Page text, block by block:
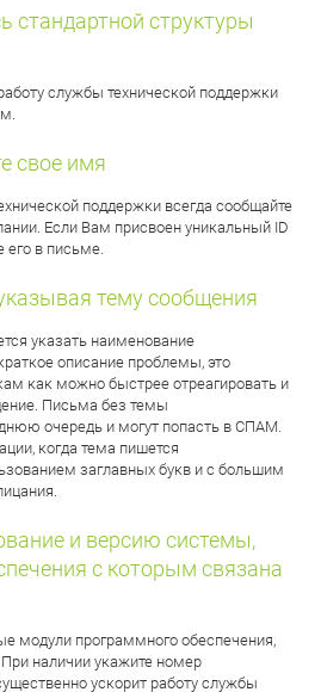
стандартной структуры
службы технической поддержки
свое имя
поддержки всегда сообщайте
Если Вам присвоен уникальный ID
его в письме.
тему сообщения
указать наименование
описание проблемы, это
как можно быстрее отреагировать и
Письма без темы
очередь и могут попасть в СПАМ.
когда тема пишется
заглавных букв и с большим
и версию системы,
с которым связана
модули программного обеспечения,
наличии укажите номер
ускорит работу службы